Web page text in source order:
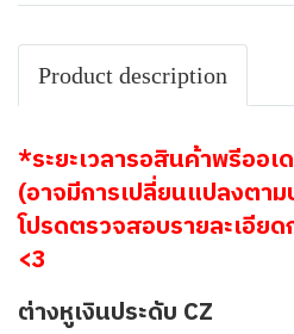
Product description
*ระยะเวลารอสินค้าพรีออ
(อาจมีการเปลี่ยนแปลงตา
โปรดตรวจสอบรายละเอี
<3
ต่างหูเงินประดับ CZ